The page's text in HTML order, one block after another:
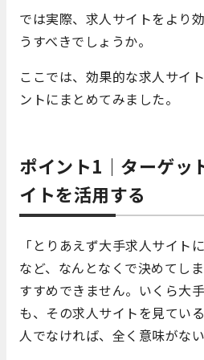
では実際、求人サイトをより
うすべきでしょうか。
ここでは、効果的な求人サイ
ントにまとめてみました。
ポイント1｜ターゲッ
イトを活用する
「とりあえず大手求人サイト
など、なんとなくで決めてし
すすめできません。いくら大
も、その求人サイトを見てい
人でなければ、全く意味がない